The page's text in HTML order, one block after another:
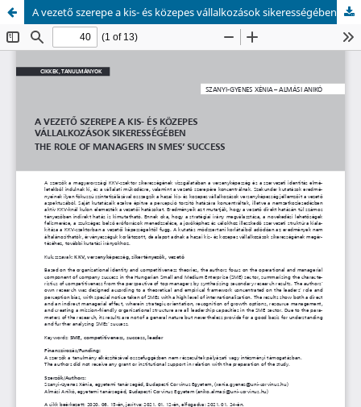
A vezető szerepe a kis- és közepes vállalkozások sikerességében